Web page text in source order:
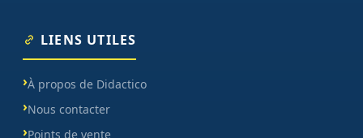
LIENS UTILES
À propos de Didactico
Nous contacter
Points de vente